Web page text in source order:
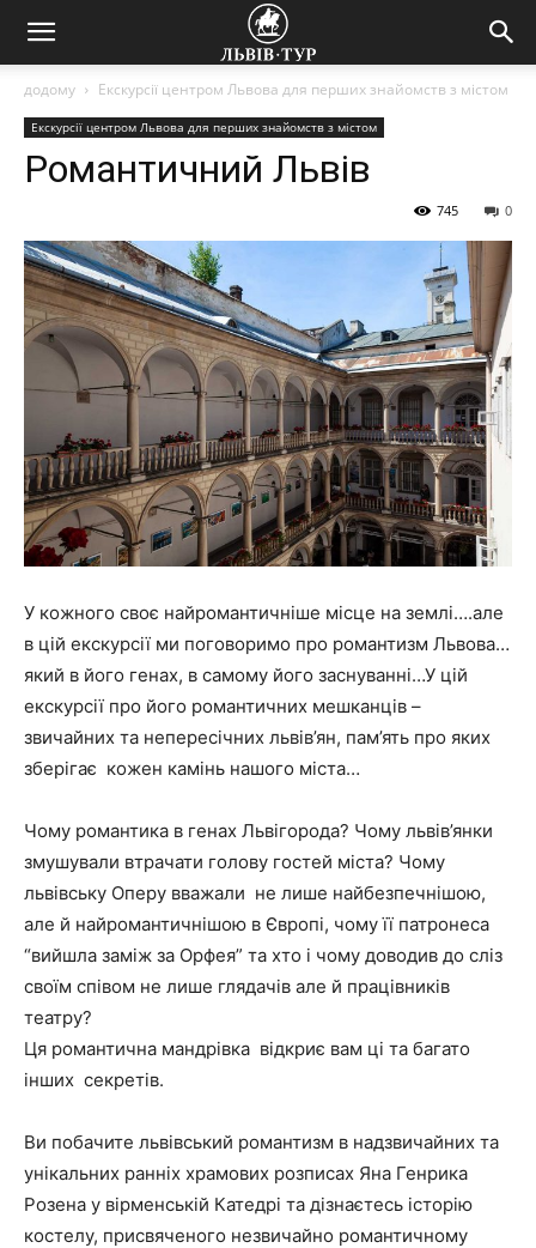
додому Екскурсії центром Львова для перших знайомств з містом
Екскурсії центром Львова для перших знайомств з містом
Романтичний Львів
0
745
У кожного своє найромантичніше місце на землі….але
в цій екскурсії ми поговоримо про романтизм Львова…
який в його генах, в самому його заснуванні…У цій
екскурсії про його романтичних мешканців –
звичайних та непересічних львів’ян, пам’ять про яких
зберігає кожен камінь нашого міста…
Чому романтика в генах Львігорода? Чому львів’янки
змушували втрачати голову гостей міста? Чому
львівську Оперу вважали не лише найбезпечнішою,
але й найромантичнішою в Європі, чому її патронеса
“вийшла заміж за Орфея” та хто і чому доводив до сліз
своїм співом не лише глядачів але й працівників
театру?
Ця романтична мандрівка відкриє вам ці та багато
інших секретів.
Ви побачите львівський романтизм в надзвичайних та
унікальних ранніх храмових розписах Яна Генрика
Розена у вірменській Катедрі та дізнаєтесь історію
костелу, присвяченого незвичайно романтичному